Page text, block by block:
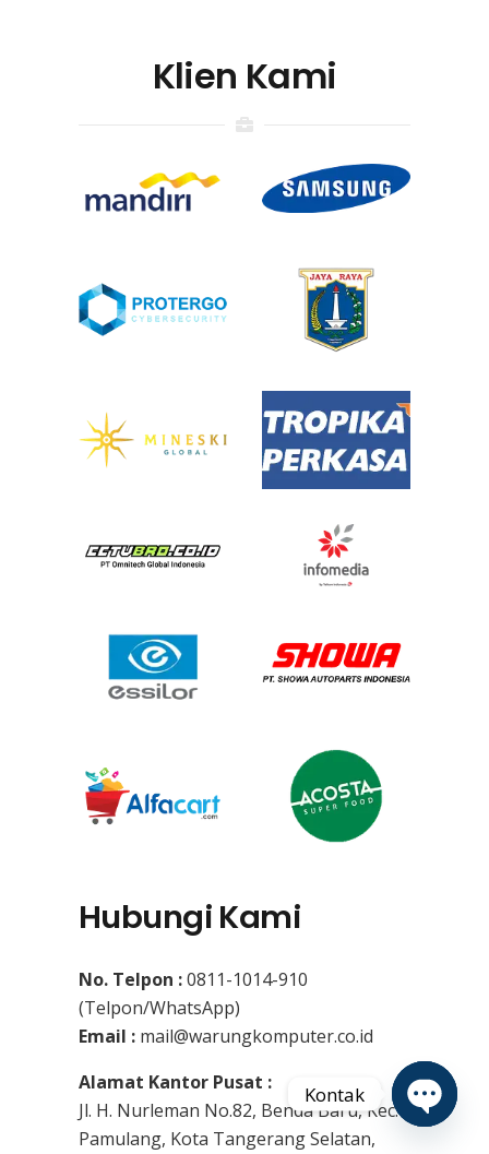
Klien Kami
Hubungi Kami
No. Telpon :0811-1014-910
(Telpon/WhatsApp)
Email : mail@warungkomputer.co.id
Alamat Kantor Pusat :
Jl. H. Nurleman No.82, Benda Baru, Kec.
Pamulang, Kota Tangerang Selatan,
Kontak